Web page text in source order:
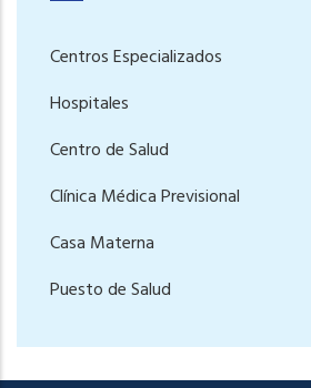
Centros Especializados
Hospitales
Centro de Salud
Clínica Médica Previsional
Casa Materna
Puesto de Salud